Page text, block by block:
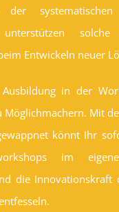
der
unterstützen
Entwickeln neuer
in der
Möglichmachern. Mit
könnt Ihr
im
die Innovationskraft